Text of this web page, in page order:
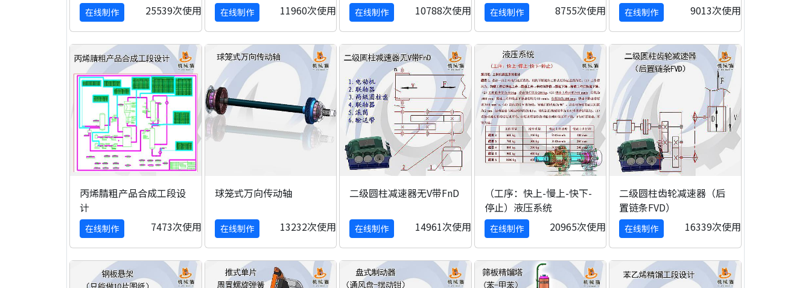
在线制作 25539次使用 在线制作 11960次使用 在线制作 10788次使用 在线制作 8755次使用 在线制作 9013次使用
丙烯腈粗产品合成工段设
计
在线制作 7473次使用
球笼式万向传动轴
在线制作 13232次使用
二级圆柱减速器无V带FnD
在线制作 14961次使用
（工序：快上-慢上-快下-
停止）液压系统
在线制作 20965次使用
二级圆柱齿轮减速器（后
置链条FVD）
在线制作 16339次使用